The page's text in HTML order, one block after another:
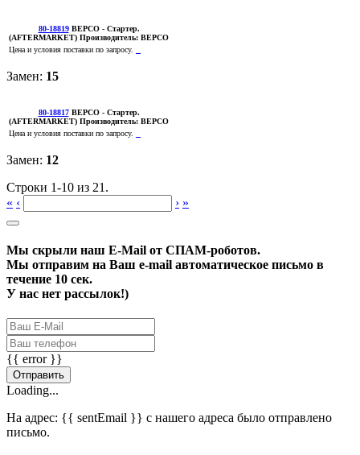
80-18819 BEPCO - Стартер.
(AFTERMARKET) Производитель: BEPCO
Цена и условия поставки по запросу.
Замен: 15
80-18817 BEPCO - Стартер.
(AFTERMARKET) Производитель: BEPCO
Цена и условия поставки по запросу.
Замен: 12
Строки 1-10 из 21.
« ‹ › »
Мы скрыли наш E-Mail от СПАМ-роботов.
Мы отправим на Ваш e-mail автоматическое письмо в
течение 10 сек.
У нас нет рассылок!)
{{ error }}
Отправить
Loading...
На адрес: {{ sentEmail }} с нашего адреса было отправлено
письмо.